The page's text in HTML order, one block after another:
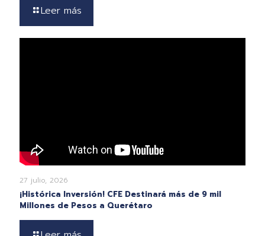
Leer más
27 julio, 2026
¡Histórica Inversión! CFE Destinará más de 9 mil
Millones de Pesos a Querétaro